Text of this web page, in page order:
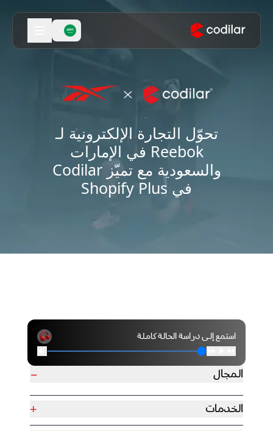
تحوّل التجارة الإلكترونية لـ
Reebok في الإمارات
والسعودية مع تميّز Codilar
في Shopify Plus
استمع إلى دراسة الحالة كاملة
المجال −
الخدمات +